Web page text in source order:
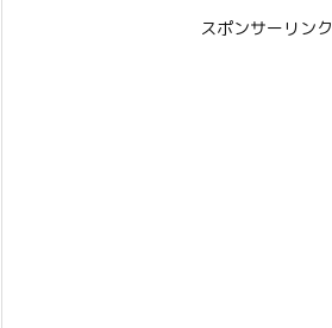
スポンサーリンク